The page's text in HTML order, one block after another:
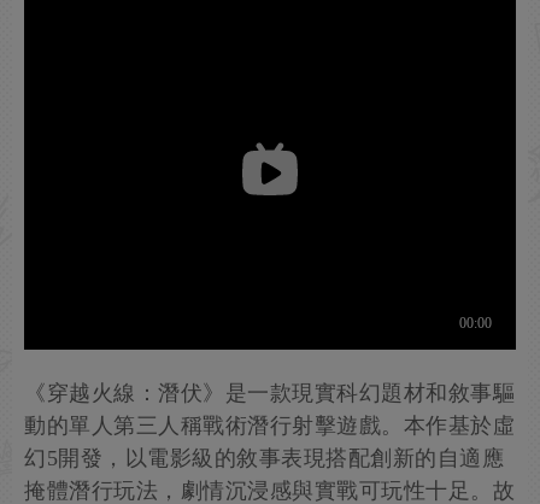
《穿越火線：潛伏》是一款現實科幻題材和敘事驅
動的單人第三人稱戰術潛行射擊遊戲。本作基於虛
幻5開發，以電影級的敘事表現搭配創新的自適應
掩體潛行玩法，劇情沉浸感與實戰可玩性十足。故